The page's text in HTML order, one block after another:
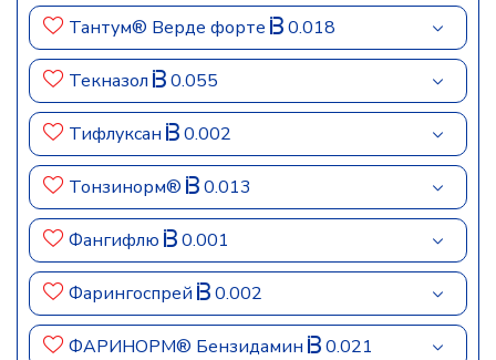
Тантум® Верде форте 0.018
Текназол 0.055
Тифлуксан 0.002
Тонзинорм® 0.013
Фангифлю 0.001
Фарингоспрей 0.002
ФАРИНОРМ® Бензидамин 0.021